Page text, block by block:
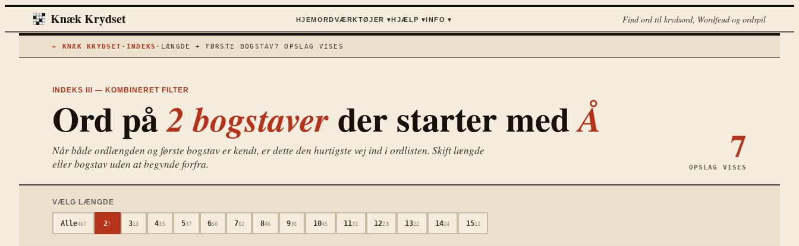
Knæk Krydset HJEM ORDVÆRKTØJER ▾ HJÆLP ▾ INFO ▾ Find ord til krydsord, Wordfeud og ordspil
← KNÆK KRYDSET · INDEKS · LÆNGDE + FØRSTE BOGSTAV7 OPSLAG VISES
INDEKS III — KOMBINERET FILTER
Ord på2 bogstaverder starter medÅ
Når både ordlængden og første bogstav er kendt, er dette den hurtigste vej ind i ordlisten. Skift længde
eller bogstav uden at begynde forfra.
7
OPSLAG VISES
VÆLG LÆNGDE
Alle467 27 313 435 537 650 762 846 936 1045 1131 1228 1322 1424 1513